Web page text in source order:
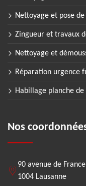
Nettoyage et pose
Zingueur et travaux
Nettoyage et
Réparation urgence
Habillage planche
Nos
90 avenue de France
1004 Lausanne